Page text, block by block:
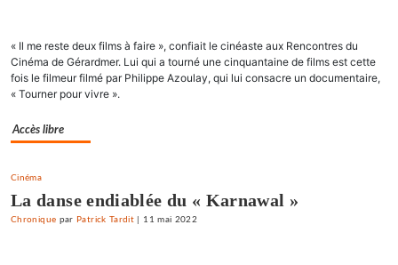
« Il me reste deux films à faire », confiait le cinéaste aux Rencontres du
Cinéma de Gérardmer. Lui qui a tourné une cinquantaine de films est cette
fois le filmeur filmé par Philippe Azoulay, qui lui consacre un documentaire,
« Tourner pour vivre ».
Accès libre
Cinéma
La danse endiablée du « Karnawal »
Chronique par Patrick Tardit 11 mai 2022